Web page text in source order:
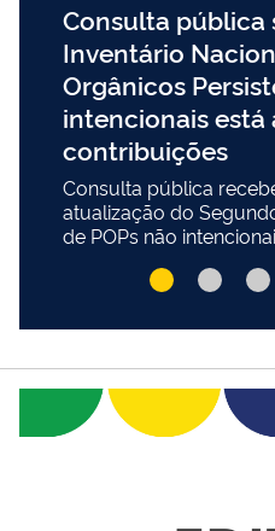
Consulta pública
Inventário
Orgânicos
intencionais está
contribuições
Consulta pública
atualização do
de POPs não